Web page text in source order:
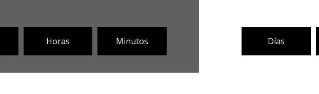
Horas Minutos Días